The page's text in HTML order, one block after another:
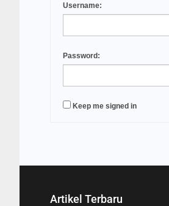
Username:
Password:
Keep me signed in
Artikel Terbaru